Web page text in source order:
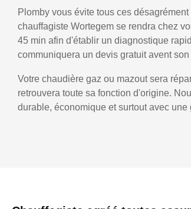
Plomby vous évite tous ces
chauffagiste Wortegem se rendra chez
45 min afin d'établir un diagnostique
communiquera un devis gratuit avent
Votre chaudière gaz ou mazout sera
retrouvera toute sa fonction d'origine.
durable, économique et surtout avec une